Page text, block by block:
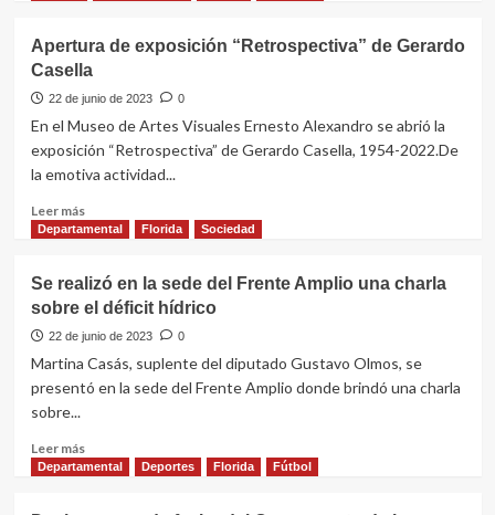
de
intercambio
denominado
Cooperativo”
Apertura de exposición “Retrospectiva” de Gerardo
Casella
22 de junio de 2023 0
En el Museo de Artes Visuales Ernesto Alexandro se abrió la
exposición “Retrospectiva” de Gerardo Casella, 1954-2022.De
la emotiva actividad...
Leer másLeer
más
de
exposición
“Retrospectiva”
de
Gerardo
Casella
Departamental Florida Sociedad
Se realizó en la sede del Frente Amplio una charla
sobre el déficit hídrico
22 de junio de 2023 0
Martina Casás, suplente del diputado Gustavo Olmos, se
presentó en la sede del Frente Amplio donde brindó una charla
sobre...
Leer másLeer
más
Departamental Deportes Florida Fútbol